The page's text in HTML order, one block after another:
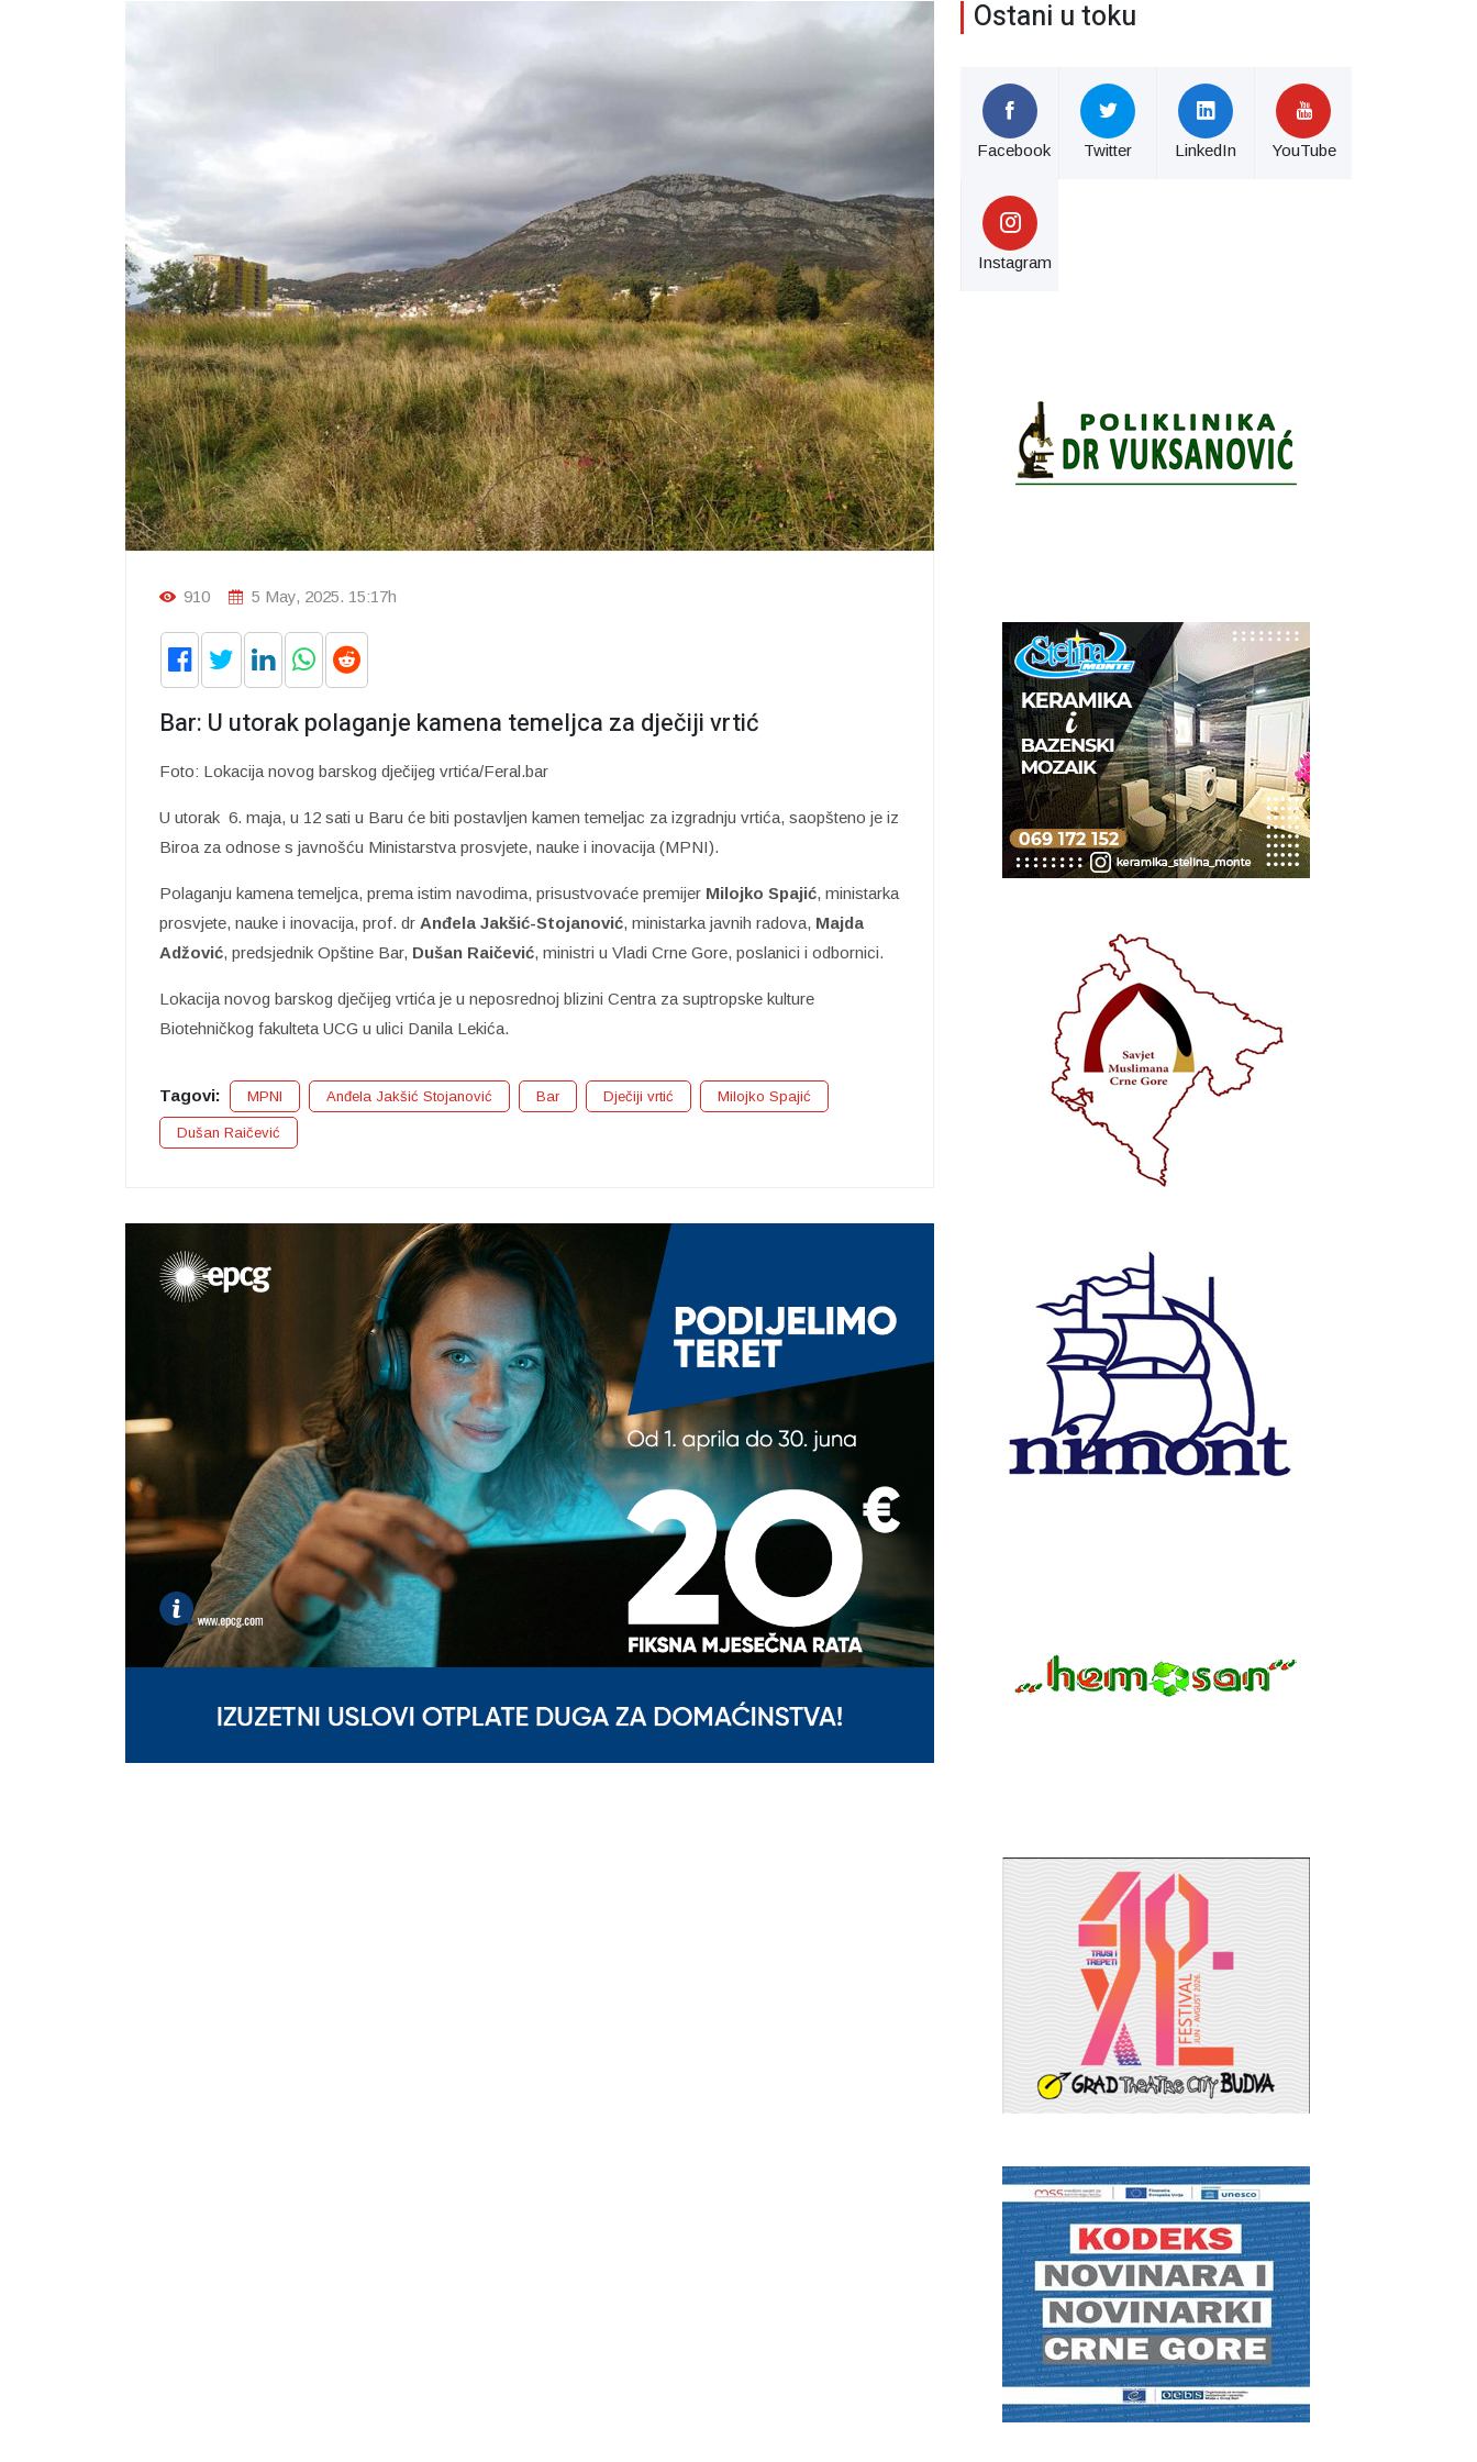
910 5 May, 2025. 15:17h
Bar: U utorak polaganje kamena temeljca za dječiji vrtić
Foto: Lokacija novog barskog dječijeg vrtića/Feral.bar
U utorak 6. maja, u 12 sati u Baru će biti postavljen kamen temeljac za izgradnju vrtića, saopšteno je iz
Biroa za odnose s javnošću Ministarstva prosvjete, nauke i inovacija (MPNI).
Polaganju kamena temeljca, prema istim navodima, prisustvovaće premijer Milojko Spajić, ministarka
prosvjete, nauke i inovacija, prof. dr Anđela Jakšić-Stojanović, ministarka javnih radova, Majda
Adžović, predsjednik Opštine Bar, Dušan Raičević, ministri u Vladi Crne Gore, poslanici i odbornici.
Lokacija novog barskog dječijeg vrtića je u neposrednoj blizini Centra za suptropske kulture
Biotehničkog fakulteta UCG u ulici Danila Lekića.
Tagovi: MPNI Anđela Jakšić Stojanović Bar Dječiji vrtić Milojko Spajić
Dušan Raičević
Ostani u toku
Facebook Twitter LinkedIn YouTube
Instagram